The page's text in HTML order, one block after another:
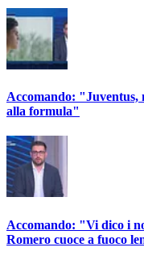
Accomando: "Juventus,
alla formula"
Accomando: "Vi dico i
Romero cuoce a fuoco